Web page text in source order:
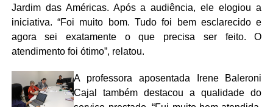
Jardim das Américas. Após a audiência, ele elogiou a
iniciativa. “Foi muito bom. Tudo foi bem esclarecido e
agora sei exatamente o que precisa ser feito. O
atendimento foi ótimo”, relatou.
A professora aposentada Irene Baleroni
Cajal também destacou a qualidade do